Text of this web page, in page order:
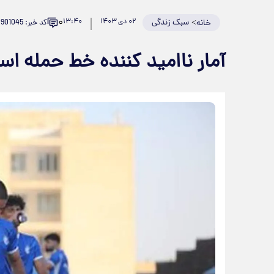
خانه>سبک زندگی ۰۲ دی ۱۴۰۳ ۱۳:۴۰۰ کد خبر: 901045
آمار ناامید کننده خط حمله